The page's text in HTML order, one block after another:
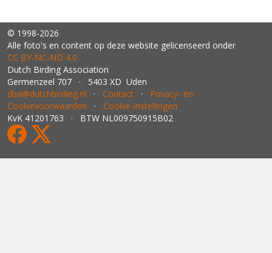
© 1998-2026
Alle foto's en content op deze website gelicenseerd onder
CC BY‑NC‑ND 4.0
Dutch Birding Association
Germenzeel 707 · 5403 XD Uden
dba@dutchbirding.nl · Contact · Privacy- en
Cookievoorwaarden · Cookie-instellingen
KvK 41201763 · BTW NL009750915B02